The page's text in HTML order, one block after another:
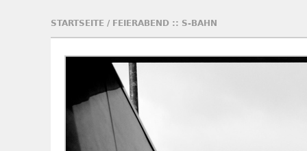
STARTSEITE/ FEIERABEND :: S-BAHN